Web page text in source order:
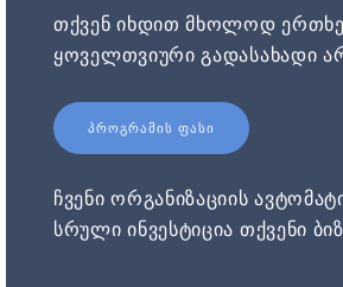
თქვენ იხდით მხოლოდ
ყოველთვიური გადასახადი
ᲞᲠᲝᲒᲠᲐᲛᲘᲡ ᲤᲐᲡᲘ
ჩვენი ორგანიზაციის
სრული ინვესტიცია თქვენი